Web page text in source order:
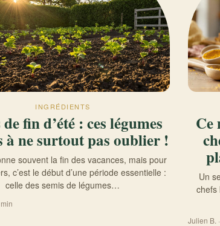
INGRÉDIENTS
fin d’été : ces légumes
à ne surtout pas oublier !
souvent la fin des vacances, mais pour
c’est le début d’une période essentielle :
celle des semis de légumes…
Ce
Un
chefs
Julien B.